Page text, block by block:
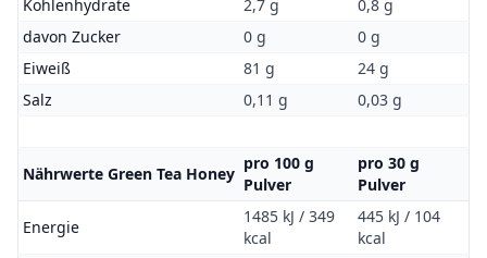
Kohlenhydrate
2,7 g
0,8 g
davon Zucker
0 g
0 g
Eiweiß
81 g
24 g
Salz
0,11 g 0,03 g
Nährwerte Green Tea Honey
pro 100 g
Pulver
pro 30 g
Pulver
Energie
1485 kJ / 349
kcal
445 kJ / 104
kcal